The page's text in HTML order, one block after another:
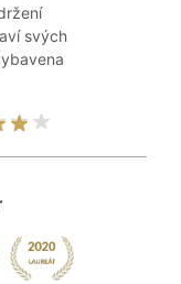
svých